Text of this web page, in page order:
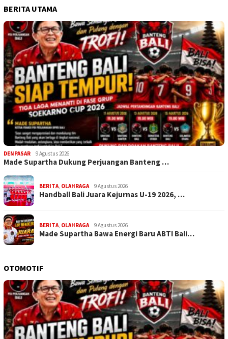
BERITA UTAMA
DENPASAR 9 Agustus 2026
Made Supartha Dukung Perjuangan Banteng …
BERITA OLAHRAGA 9 Agustus 2026
Handball Bali Juara Kejurnas U-19 2026, …
BERITA OLAHRAGA 9 Agustus 2026
Made Supartha Bawa Energi Baru ABTI Bali…
OTOMOTIF